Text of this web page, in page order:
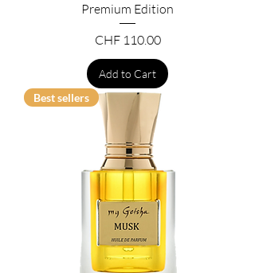
Premium Edition
Price
CHF 110.00
Add to Cart
Best sellers